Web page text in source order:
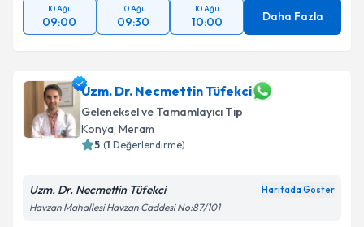
10 Ağu
09:00
10 Ağu
09:30
10 Ağu
10:00 Daha Fazla
Uzm. Dr. Necmettin Tüfekci
Geleneksel ve Tamamlayıcı Tıp
Konya, Meram
5 (1 Değerlendirme)
Uzm. Dr. Necmettin Tüfekci Haritada Göster
Havzan Mahallesi Havzan Caddesi No:87/101